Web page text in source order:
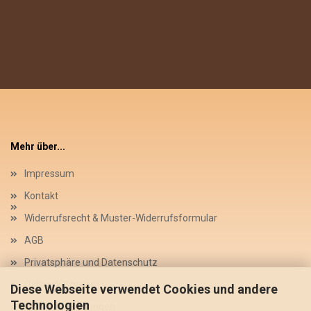
Diese Webseite verwendet Cookies und andere
Technologien
Mehr über...
Impressum
Kontakt
Widerrufsrecht & Muster-Widerrufsformular
AGB
Privatsphäre und Datenschutz
Callback Service
Cookie Einstellungen